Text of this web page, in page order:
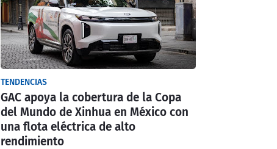
TENDENCIAS
GAC apoya la cobertura de la Copa
del Mundo de Xinhua en México con
una flota eléctrica de alto
rendimiento